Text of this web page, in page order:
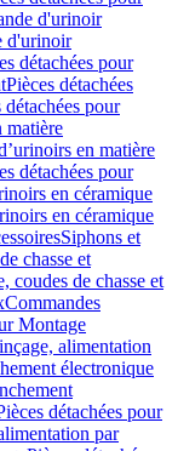
d'urinoir
d'urinoir
détachées pour
Pièces détachées
détachées pour
matière
en matière
détachées pour
en céramique
en céramique
Siphons et
chasse et
coudes de chasse et
Commandes
Montage
alimentation
électronique
détachées pour
par